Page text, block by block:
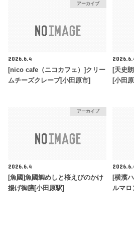
アーカイブ
2026.6.4
[nico cafe（ニコカフェ）]クリー
ムチーズクレープ[小田原市]
[天史
[小田
アーカイブ
2026.6.4
[魚國]魚國鯛めしと桜えびのかけ
揚げ御膳[小田原駅]
[横濱
ルマロ